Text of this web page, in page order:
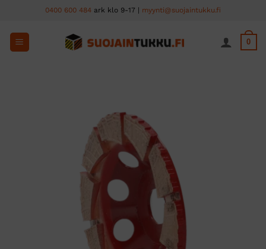
content
0400 600 484 ark klo 9-17 | myynti@suojaintukku.fi
0